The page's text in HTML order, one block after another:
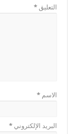
التعليق*
الاسم*
البريد الإلكتروني*